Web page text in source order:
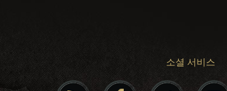
소셜 서비스